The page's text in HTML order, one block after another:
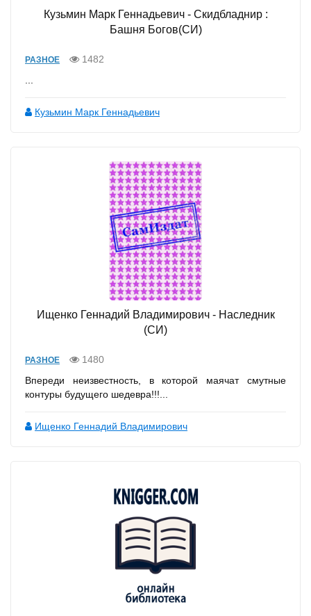
Кузьмин Марк Геннадьевич - Скидбладнир :
Башня Богов(СИ)
РАЗНОЕ
1482
Кузьмин Марк Геннадьевич
Ищенко Геннадий Владимирович - Наследник
(СИ)
РАЗНОЕ
1480
Впереди неизвестность, в которой маячат смутные
контуры будущего шедевра!!!...
Ищенко Геннадий Владимирович